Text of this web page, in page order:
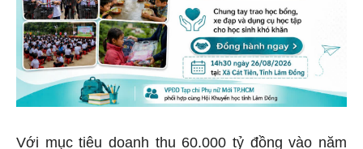
Với mục tiêu doanh thu 60.000 tỷ đồng vào năm